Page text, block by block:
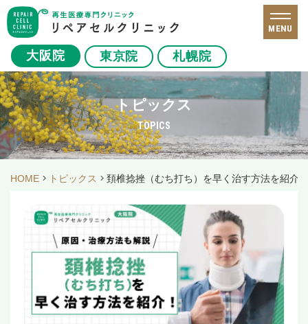
大阪院 東京院 札幌院
MENU
トピックス
TOPICS
HOME トピックス 頚椎捻挫（むち打ち）を早く治す方法を紹介